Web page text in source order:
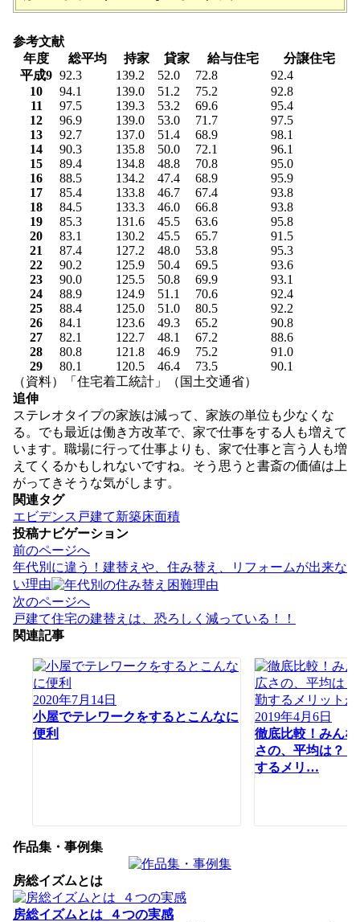
参考文献
年度
総平均 持家 貸家 給与住宅
分譲住宅
平成9 92.3 139.2 52.0 72.8
92.4
10
94.1 139.0 51.2 75.2
92.8
11
97.5 139.3 53.2 69.6
95.4
12
96.9 139.0 53.0 71.7
97.5
13
92.7 137.0 51.4 68.9
98.1
14
90.3 135.8 50.0 72.1
96.1
15
89.4 134.8 48.8 70.8
95.0
16
88.5 134.2 47.4 68.9
95.9
17
85.4 133.8 46.7 67.4
93.8
18
84.5 133.3 46.0 66.8
93.8
19
85.3 131.6 45.5 63.6
95.8
20
83.1 130.2 45.5 65.7
91.5
21
87.4 127.2 48.0 53.8
95.3
22
90.2 125.9 50.4 69.5
93.6
23
90.0 125.5 50.8 69.9
93.1
24
88.9 124.9 51.1 70.6
92.4
25
88.4 125.0 51.0 80.5
92.2
26
84.1 123.6 49.3 65.2
90.8
27
82.1 122.7 48.1 67.2
88.6
28
80.8 121.8 46.9 75.2
91.0
29
80.1 120.5 46.4 73.5
90.1
（資料）「住宅着工統計」（国土交通省）
追伸
ステレオタイプの家族は減って、家族の単位も少なくな
る。でも最近は働き方改革で、家で仕事をする人も増えて
います。職場に行って仕事よりも、家で仕事と言う人も増
えてくるかもしれないですね。そう思うと書斎の価値は上
がってきそうな気がします。
関連タグ
エビデンス 戸建て新築床面積
投稿ナビゲーション
前のページへ
年代別に違う！建替えや、住み替え、リフォームが出来な
い理由
次のページへ
戸建て住宅の建替えは、恐ろしく減っている！！
関連記事
2020年7月14日
小屋でテレワークをするとこんなに
便利
2019年4月6日
徹底比較！みん
さの、平均は？
するメリ…
作品集・事例集
房総イズムとは
房総イズムとは_４つの実感